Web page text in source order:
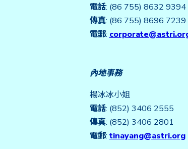
電話: (86 755) 8632 9394
傳真: (86 755) 8696 7239
電郵:
內地事務
楊冰冰小姐
電話: (852) 3406 2555
傳真: (852) 3406 2801
電郵:tinayang@astri.org